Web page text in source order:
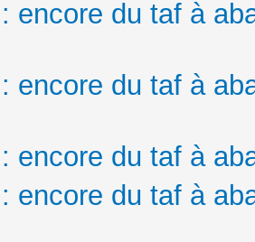
encore du taf à
encore du taf à
encore du taf à
encore du taf à